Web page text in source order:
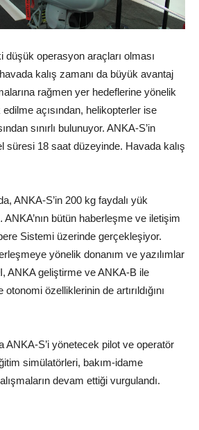
düşük operasyon araçları olması
kalış zamanı da büyük avantaj
rağmen yer hedeflerine yönelik
açısından, helikopterler ise
sınırlı bulunuyor. ANKA-S’in
süresi 18 saat düzeyinde. Havada kalış
ANKA-S’in 200 kg faydalı yük
ANKA’nın bütün haberleşme ve iletişim
Sistemi üzerinde gerçekleşiyor.
yönelik donanım ve yazılımlar
ANKA geliştirme ve ANKA-B ile
özelliklerinin de artırıldığını
ANKA-S’i yönetecek pilot ve operatör
simülatörleri, bakım-idame
devam ettiği vurgulandı.